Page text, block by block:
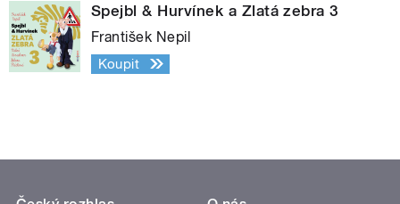
Spejbl & Hurvínek a Zlatá zebra 3
František Nepil
Koupit